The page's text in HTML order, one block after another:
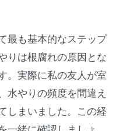
最も基本的なステップ
りは根腐れの原因とな
。実際に私の友人が室
水やりの頻度を間違え
しまいました。この経